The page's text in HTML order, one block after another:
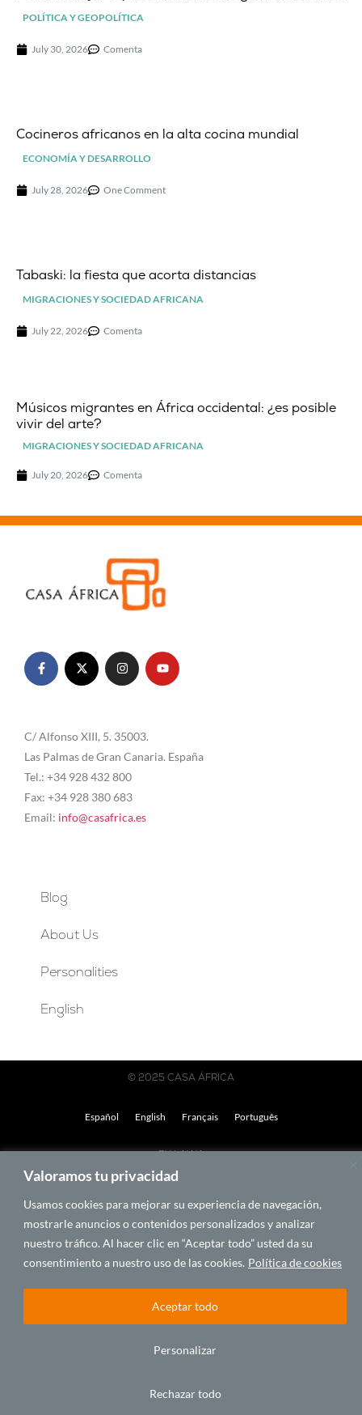
Valoramos tu privacidad
Usamos cookies para mejorar su experiencia de navegación,
mostrarle anuncios o contenidos personalizados y analizar
nuestro tráfico. Al hacer clic en “Aceptar todo” usted da su
consentimiento a nuestro uso de las cookies. Política de cookies
Personalizar
Rechazar todo
Aceptar todo
POLÍTICA Y GEOPOLÍTICA
July 30, 2026 Comenta
Cocineros africanos en la alta cocina mundial
ECONOMÍA Y DESARROLLO
July 28, 2026 One Comment
Tabaski: la fiesta que acorta distancias
MIGRACIONES Y SOCIEDAD AFRICANA
July 22, 2026 Comenta
Músicos migrantes en África occidental: ¿es posible
vivir del arte?
MIGRACIONES Y SOCIEDAD AFRICANA
July 20, 2026 Comenta
C/ Alfonso XIII, 5. 35003.
Las Palmas de Gran Canaria. España
Tel.: +34 928 432 800
Fax: +34 928 380 683
Email: info@casafrica.es
Blog
About Us
Personalities
English
© 2025 CASA ÁFRICA
Español English Français Português
BY LAWA